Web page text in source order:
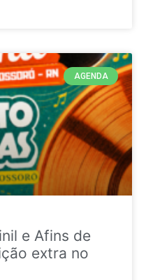
AGENDA
e Afins de
extra no